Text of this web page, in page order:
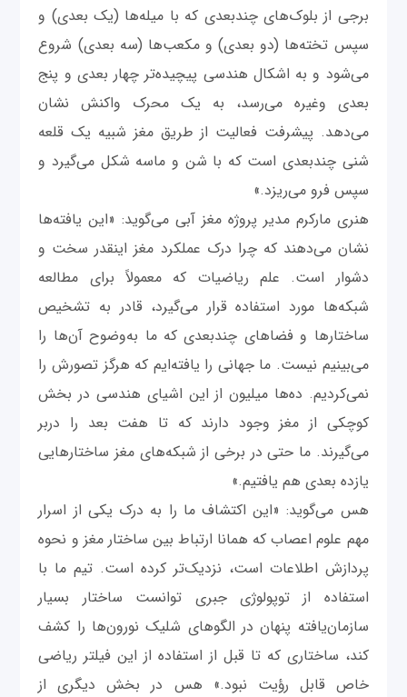
برجی از بلوک‌های چندبعدی که با میله‌ها (یک ‌بعدی) و
سپس تخته‌ها (دو بعدی) و مکعب‌ها (سه بعدی) شروع
می‌شود و به اشکال هندسی پیچیده‌تر چهار بعدی و پنج
بعدی وغیره می‌رسد، به یک محرک واکنش نشان
می‌دهد. پیشرفت فعالیت از طریق مغز شبیه یک قلعه
شنی چندبعدی است که با شن و ماسه شکل می‌گیرد و
سپس فرو می‌ریزد.»
هنری مارکرم مدیر پروژه مغز آبی می‌گوید: «این یافته‌ها
نشان می‌دهند که چرا درک عملکرد مغز اینقدر سخت و
دشوار است. علم ریاضیات که معمولاً برای مطالعه
شبکه‌ها مورد استفاده قرار می‌گیرد، قادر به تشخیص
ساختارها و فضاهای چندبعدی که ما به‌وضوح آن‌ها را
می‌بینیم نیست. ما جهانی را یافته‌ایم که هرگز تصورش را
نمی‌کردیم. ده‌ها میلیون از این اشیای هندسی در بخش
کوچکی از مغز وجود دارند که تا هفت بعد را دربر
می‌گیرند. ما حتی در برخی از شبکه‌های مغز ساختارهایی
یازده بعدی هم یافتیم.»
هس می‌گوید: «این اکتشاف ما را به درک یکی از اسرار
مهم علوم اعصاب که همانا ارتباط بین ساختار مغز و نحوه
پردازش اطلاعات است، نزدیک‌تر کرده است. تیم ما با
استفاده از توپولوژی جبری توانست ساختار بسیار
سازمان‌یافته پنهان در الگوهای شلیک نورون‌ها را کشف
کند، ساختاری که تا قبل از استفاده از این فیلتر ریاضی
خاص قابل رؤیت نبود.» هس در بخش دیگری از